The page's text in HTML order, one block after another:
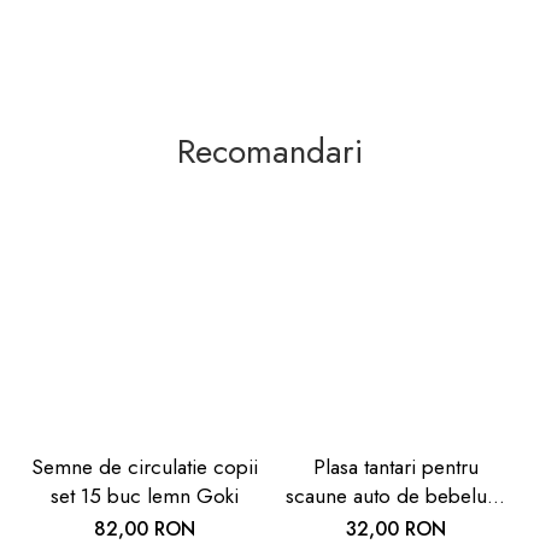
Recomandari
Semne de circulatie copii
set 15 buc lemn Goki
82,00 RON
Plasa tantari pentru
scaune auto de bebelusi,
neagra, Reer
32,00 RON